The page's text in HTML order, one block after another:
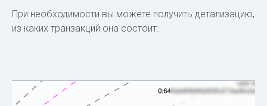
При необходимости вы можете получить детализацию,
из каких транзакций она состоит.